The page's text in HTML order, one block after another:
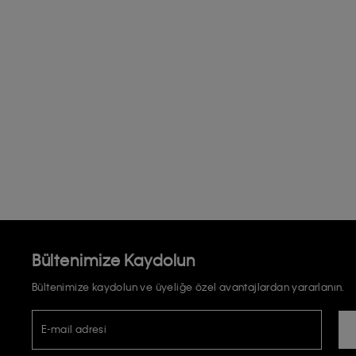
Bültenimize Kaydolun
Bültenimize kaydolun ve üyeliğe özel avantajlardan yararlanın.
E-mail adresi